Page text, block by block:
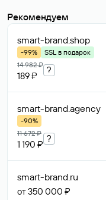
Рекомендуем
smart-brand.shop
-99%
SSL в подарок
14 982 ₽
189 ₽
?
smart-brand.agency
-90%
11 672 ₽
1 190 ₽
?
smart-brand.ru
от 350 000 ₽